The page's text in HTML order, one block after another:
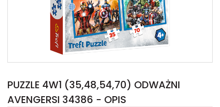
PUZZLE 4W1 (35,48,54,70) ODWAŻNI
AVENGERSI 34386 - OPIS